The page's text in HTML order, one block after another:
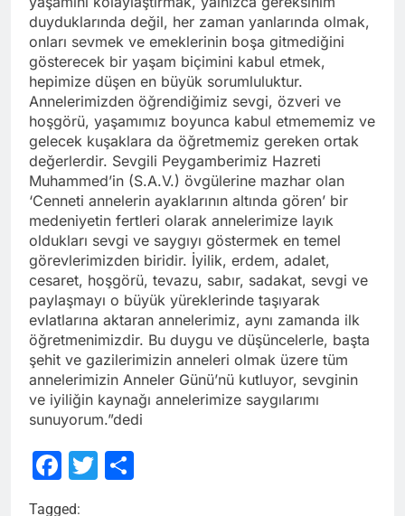
duyduklarında değil, her zaman yanlarında olmak,
onları sevmek ve emeklerinin boşa gitmediğini
gösterecek bir yaşam biçimini kabul etmek,
hepimize düşen en büyük sorumluluktur.
Annelerimizden öğrendiğimiz sevgi, özveri ve
hoşgörü, yaşamımız boyunca kabul etmememiz ve
gelecek kuşaklara da öğretmemiz gereken ortak
değerlerdir. Sevgili Peygamberimiz Hazreti
Muhammed’in (S.A.V.) övgülerine mazhar olan
‘Cenneti annelerin ayaklarının altında gören’ bir
medeniyetin fertleri olarak annelerimize layık
oldukları sevgi ve saygıyı göstermek en temel
görevlerimizden biridir. İyilik, erdem, adalet,
cesaret, hoşgörü, tevazu, sabır, sadakat, sevgi ve
paylaşmayı o büyük yüreklerinde taşıyarak
evlatlarına aktaran annelerimiz, aynı zamanda ilk
öğretmenimizdir. Bu duygu ve düşüncelerle, başta
şehit ve gazilerimizin anneleri olmak üzere tüm
annelerimizin Anneler Günü’nü kutluyor, sevginin
ve iyiliğin kaynağı annelerimize saygılarımı
sunuyorum.”dedi
Facebook
Twitter
Tagged: